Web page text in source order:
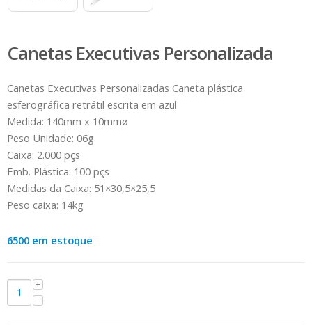
Canetas Executivas Personalizada
Canetas Executivas Personalizadas Caneta plástica
esferográfica retrátil escrita em azul
Medida: 140mm x 10mmø
Peso Unidade: 06g
Caixa: 2.000 pçs
Emb. Plástica: 100 pçs
Medidas da Caixa: 51×30,5×25,5
Peso caixa: 14kg
6500 em estoque